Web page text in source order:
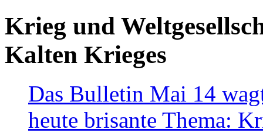
Krieg und
Kalten Krieges
Das Bulletin Mai 14
heute brisante Thema: